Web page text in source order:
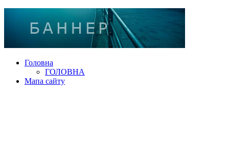
Головна
ГОЛОВНА
Мапа сайту